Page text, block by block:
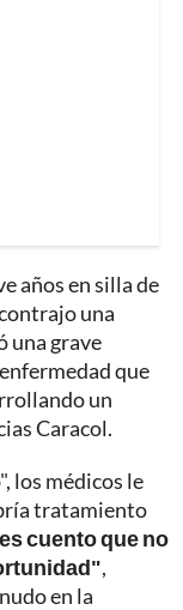
años en silla de
una
una grave
que
un
Caracol.
los médicos le
tratamiento
cuento que no
,
en la